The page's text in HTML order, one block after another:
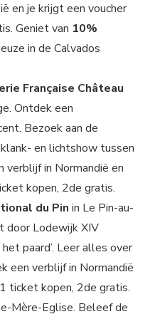
en je krijgt een voucher
Geniet van 10%
in de Calvados
Française Château
Ontdek een
Bezoek aan de
en lichtshow tussen
verblijf in Normandië en
kopen, 2de gratis.
du Pin in Le Pin-au-
door Lodewijk XIV
paard’. Leer alles over
een verblijf in Normandië
ticket kopen, 2de gratis.
Mère-Eglise. Beleef de